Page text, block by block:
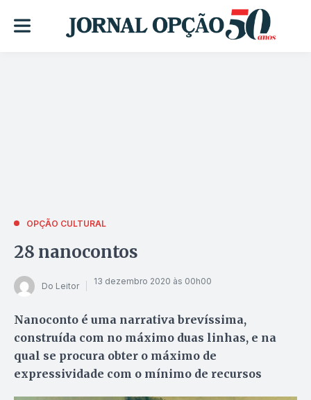
OPÇÃO CULTURAL
28 nanocontos
Do Leitor 13 dezembro 2020 às 00h00
Nanoconto é uma narrativa brevíssima,
construída com no máximo duas linhas, e na
qual se procura obter o máximo de
expressividade com o mínimo de recursos